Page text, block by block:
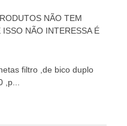
NÃO TEM
NÃO INTERESSA É
filtro ,de bico duplo